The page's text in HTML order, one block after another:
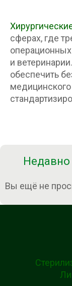
сферах, где
и
обеспечить
Вы ещё не